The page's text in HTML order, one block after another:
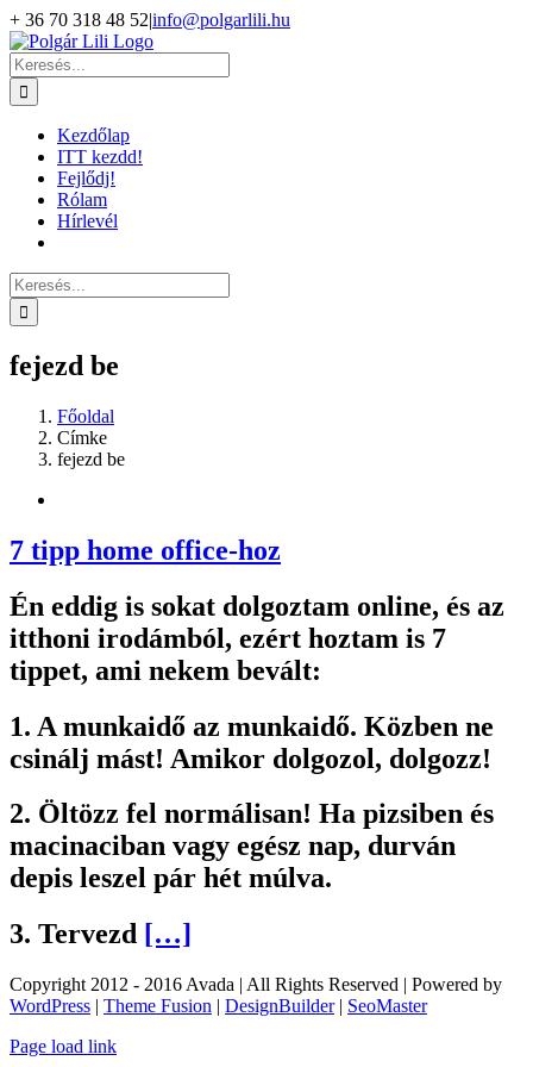
Kihagyás
+ 36 70 318 48 52|info@polgarlili.hu
Keresés...
Kezdőlap
ITT kezdd!
Fejlődj!
Rólam
Hírlevél
Keresés...
fejezd be
Főoldal
Címke
fejezd be
7 tipp home office-hoz
Én eddig is sokat dolgoztam online, és az
itthoni irodámból, ezért hoztam is 7
tippet, ami nekem bevált:
1. A munkaidő az munkaidő. Közben ne
csinálj mást! Amikor dolgozol, dolgozz!
2. Öltözz fel normálisan! Ha pizsiben és
macinaciban vagy egész nap, durván
depis leszel pár hét múlva.
3. Tervezd […]
Copyright 2012 - 2016 Avada | All Rights Reserved | Powered by
WordPress | Theme Fusion | DesignBuilder| SeoMaster
Toggle
Page load link